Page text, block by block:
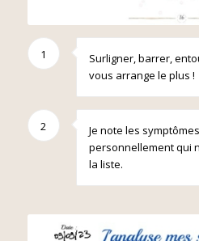
1
Surligner, barrer,
vous arrange le plus !
2
Je note les
personnellement qui
la liste.